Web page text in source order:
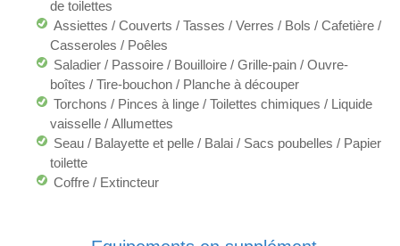
de toilettes
Assiettes / Couverts / Tasses / Verres / Bols / Cafetière /
Casseroles / Poêles
Saladier / Passoire / Bouilloire / Grille-pain / Ouvre-
boîtes / Tire-bouchon / Planche à découper
Torchons / Pinces à linge / Toilettes chimiques / Liquide
vaisselle / Allumettes
Seau / Balayette et pelle / Balai / Sacs poubelles / Papier
toilette
Coffre / Extincteur